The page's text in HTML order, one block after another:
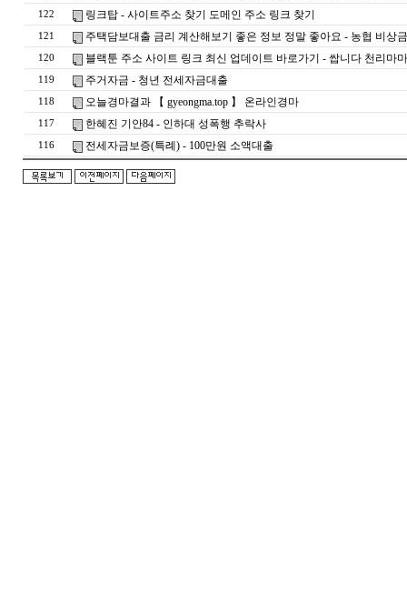
122 링크탑 - 사이트주소 찾기 도메인 주소 링크 찾기
121 주택담보대출 금리 계산해보기 좋은 정보 정말 좋아요 - 농협 비상
120 블랙툰 주소 사이트 링크 최신 업데이트 바로가기 - 쌉니다 천리마
119 주거자금 - 청년 전세자금대출
118 오늘경마결과 【 gyeongma.top 】 온라인경마
117 한혜진 기안84 - 인하대 성폭행 추락사
116 전세자금보증(특례) - 100만원 소액대출